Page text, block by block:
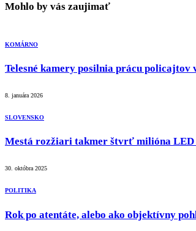
Mohlo by vás zaujimať
KOMÁRNO
Telesné kamery posilnia prácu policajtov
8. januára 2026
SLOVENSKO
Mestá rozžiari takmer štvrť milióna LED
30. októbra 2025
POLITIKA
Rok po atentáte, alebo ako objektívny